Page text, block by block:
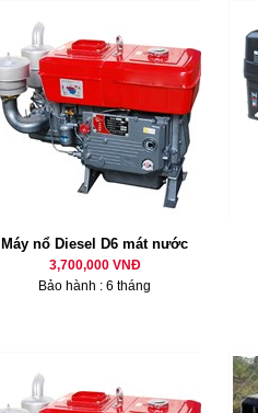
Máy nổ Diesel D6 mát nước
3,700,000 VNĐ
Bảo hành : 6 tháng